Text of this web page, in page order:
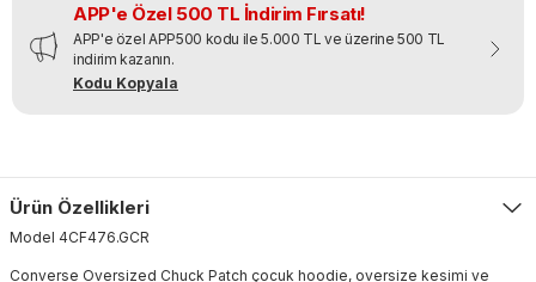
APP'e Özel 500 TL İndirim Fırsatı!
APP'e özel APP500 kodu ile 5.000 TL ve üzerine 500 TL
indirim kazanın.
Kodu Kopyala
Ürün Özellikleri
Model 4CF476.GCR
Converse Oversized Chuck Patch çocuk hoodie, oversize kesimi ve